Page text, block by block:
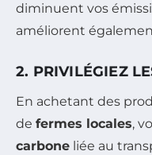
diminuent vos
améliorent
2. PRIVILÉGIEZ
En achetant des
de fermes locales,
carbone liée au